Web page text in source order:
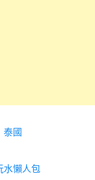
泰國
水懶人包